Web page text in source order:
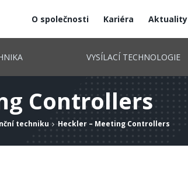
O společnosti Kariéra Aktuality
VYSÍLACÍ TECHNOLOGIE
Controllers
techniku Heckler – Meeting Controllers